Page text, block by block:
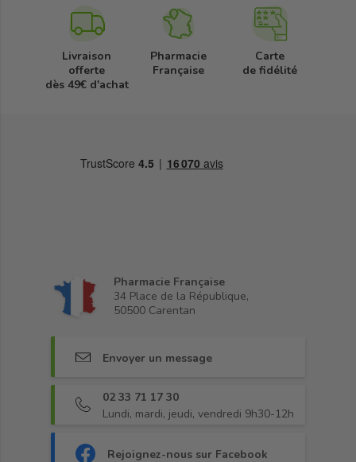
Livraison
offerte
dès 49€ d'achat
Pharmacie
Française
Carte
de fidélité
Pharmacie Française
34 Place de la République,
50500 Carentan
Envoyer un message
02 33 71 17 30
Lundi, mardi, jeudi, vendredi 9h30-12h
Rejoignez-nous sur Facebook